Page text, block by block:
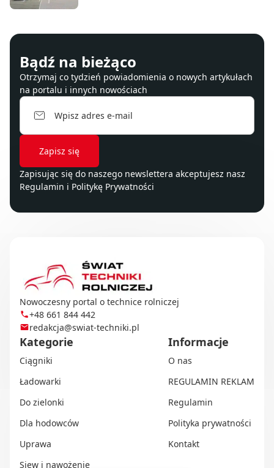
Bądź na bieżąco
Otrzymaj co tydzień powiadomienia o nowych artykułach
na portalu i innych nowościach
Zapisując się do naszego newslettera akceptujesz nasz
Regulamin i Politykę Prywatności
Nowoczesny portal o technice rolniczej
+48 661 844 442
redakcja@swiat-techniki.pl
Kategorie
Ciągniki
Ładowarki
Do zielonki
Dla hodowców
Uprawa
Siew i nawożenie
Informacje
O nas
REGULAMIN REKLAM
Regulamin
Polityka prywatności
Kontakt